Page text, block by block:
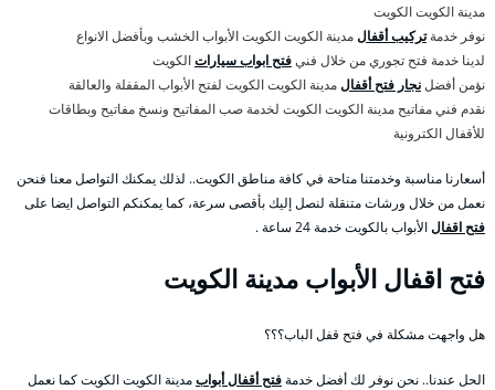
مدينة الكويت الكويت
نوفر خدمةتركيب أقفالمدينة الكويت الكويت الأبواب الخشب وبأفضل الانواع
لدينا خدمة فتح تجوري من خلال فنيفتح ابواب سياراتالكويت
نؤمن أفضلنجار فتح أقفالمدينة الكويت الكويت لفتح الأبواب المقفلة والعالقة
نقدم فني مفاتيح مدينة الكويت الكويت لخدمة صب المفاتيح ونسخ مفاتيح وبطاقات
للأقفال الكترونية
أسعارنا مناسبة وخدمتنا متاحة في كافة مناطق الكويت.. لذلك يمكنك التواصل معنا فنحن
نعمل من خلال ورشات متنقلة لنصل إليك بأقصى سرعة، كما يمكنكم التواصل ايضا على
فتح اقفالالأبواب بالكويت خدمة 24 ساعة .
فتح اقفال الأبواب مدينة الكويت
هل واجهت مشكلة في فتح قفل الباب؟؟؟
الحل عندنا.. نحن نوفر لك أفضل خدمةفتح أقفال أبوابمدينة الكويت الكويت كما نعمل